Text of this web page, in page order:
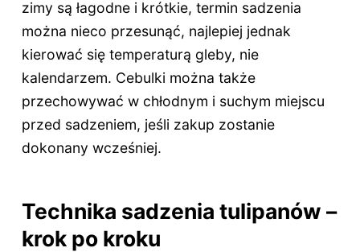
zimy są łagodne i krótkie, termin sadzenia
można nieco przesunąć, najlepiej jednak
kierować się temperaturą gleby, nie
kalendarzem. Cebulki można także
przechowywać w chłodnym i suchym miejscu
przed sadzeniem, jeśli zakup zostanie
dokonany wcześniej.
Technika sadzenia tulipanów –
krok po kroku